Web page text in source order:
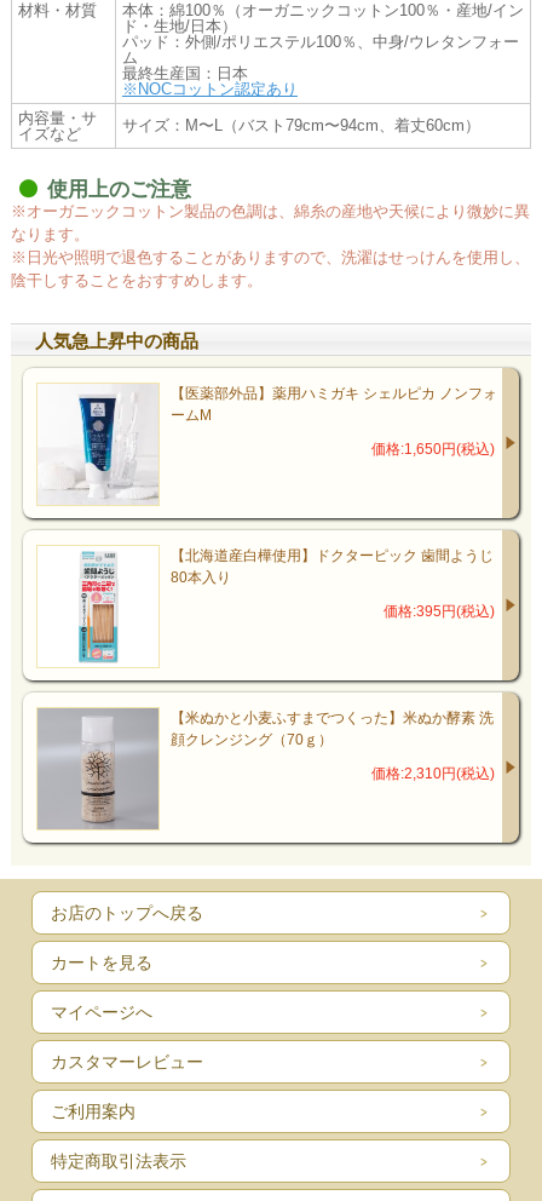
材料・材質
本体：綿100％（オーガニックコットン100％・産地/イン
ド・生地/日本）
パッド：外側/ポリエステル100％、中身/ウレタンフォー
ム
最終生産国：日本
※NOCコットン認定あり
内容量・サ
イズなど
サイズ：M〜L（バスト79cm〜94cm、着丈60cm）
使用上のご注意
※オーガニックコットン製品の色調は、綿糸の産地や天候により微妙に異
なります。
※日光や照明で退色することがありますので、洗濯はせっけんを使用し、
陰干しすることをおすすめします。
人気急上昇中の商品
【医薬部外品】薬用ハミガキ シェルピカ ノンフォ
ームM
価格:1,650円(税込)
【北海道産白樺使用】ドクターピック 歯間ようじ
80本入り
価格:395円(税込)
【米ぬかと小麦ふすまでつくった】米ぬか酵素 洗
顔クレンジング（70ｇ）
価格:2,310円(税込)
お店のトップへ戻る
カートを見る
マイページへ
カスタマーレビュー
ご利用案内
特定商取引法表示